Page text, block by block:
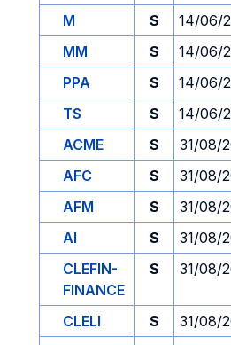
M
S 14/06/
MM
S 14/06/
PPA
S 14/06/
TS
S 14/06/
ACME
S 31/08/
AFC
S 31/08/
AFM
S 31/08/
AI
S 31/08/
CLEFIN-
FINANCE
S 31/08/
CLELI S 31/08/